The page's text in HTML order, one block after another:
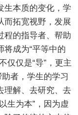
生本质的变化，学
而拓宽视野，发展
程的指导者、帮助
成为“平等中的
仅仅是“导”，更主
者，学生的学习
理解、去研究、去
生为本”，因为虚